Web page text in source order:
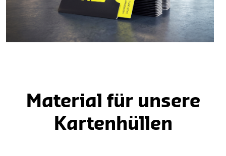
Material für unsere
Kartenhüllen